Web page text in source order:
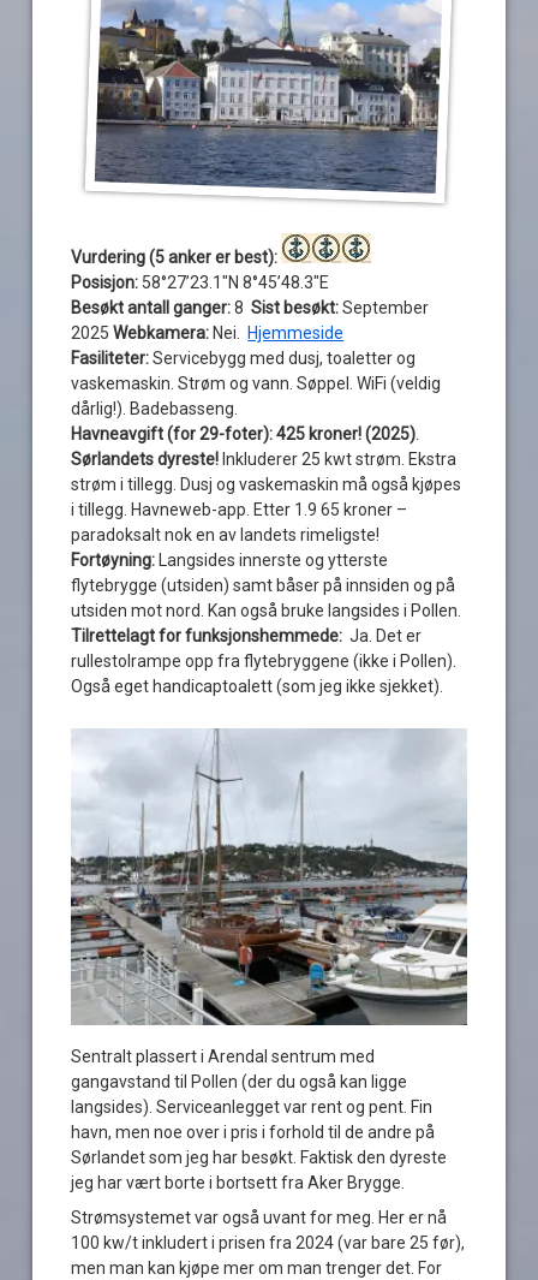
Vurdering (5 anker er best):
Posisjon: 58°27’23.1″N 8°45’48.3″E
Besøkt antall ganger:8 Sist besøkt:September
2025Webkamera: Nei.
Hjemmeside
Fasiliteter:Servicebygg med dusj, toaletter og
vaskemaskin. Strøm og vann. Søppel. WiFi (veldig
dårlig!). Badebasseng.
Havneavgift (for 29-foter): 425 kroner! (2025)
Sørlandets dyreste! Inkluderer 25 kwt strøm. Ekstra
strøm i tillegg. Dusj og vaskemaskin må også kjøpes
i tillegg. Havneweb-app. Etter 1.9 65 kroner –
paradoksalt nok en av landets rimeligste!
Fortøyning: Langsides innerste og ytterste
flytebrygge (utsiden) samt båser på innsiden og på
utsiden mot nord. Kan også bruke langsides i Pollen.
Tilrettelagt for funksjonshemmede:Ja. Det er
rullestolrampe opp fra flytebryggene (ikke i Pollen).
Også eget handicaptoalett (som jeg ikke sjekket).
Sentralt plassert i Arendal sentrum med
gangavstand til Pollen (der du også kan ligge
langsides). Serviceanlegget var rent og pent. Fin
havn, men noe over i pris i forhold til de andre på
Sørlandet som jeg har besøkt. Faktisk den dyreste
jeg har vært borte i bortsett fra Aker Brygge.
Strømsystemet var også uvant for meg. Her er nå
100 kw/t inkludert i prisen fra 2024 (var bare 25 før),
men man kan kjøpe mer om man trenger det. For